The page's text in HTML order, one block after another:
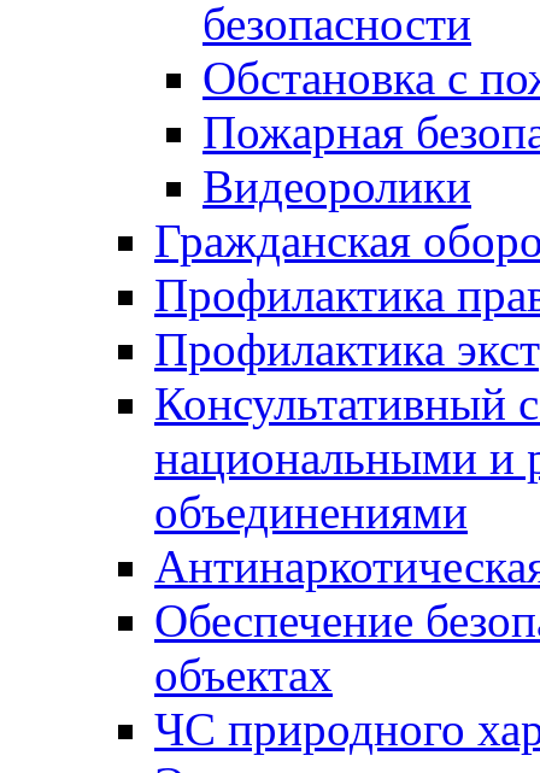
безопасности
Обстановка с
Пожарная
Видеоролики
Гражданская
Профилактика
Профилактика
Консультативный
национальными и
объединениями
Обеспечение
объектах
ЧС природного